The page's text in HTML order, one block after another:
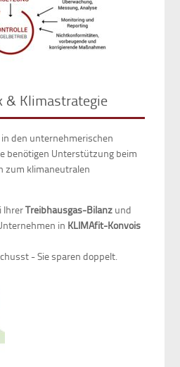
& Klimastrategie
den unternehmerischen
benötigen Unterstützung beim
zum klimaneutralen
IhrerTreibhausgas-Bilanz und
in KLIMAfit-Konvois
- Sie sparen doppelt.